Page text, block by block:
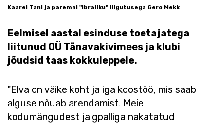
Kaarel Tani ja paremal "Ibraliku" liigutusega Gero Mekk
Eelmisel aastal esinduse toetajatega
liitunud OÜ Tänavakivimees ja klubi
jõudsid taas kokkuleppele.
"Elva on väike koht ja iga koostöö, mis saab
alguse nõuab arendamist. Meie
kodumängudest jalgpalliga nakatatud